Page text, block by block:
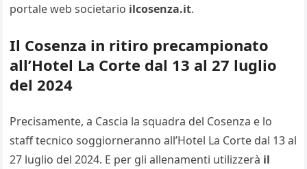
portale web societario ilcosenza.it.
Il Cosenza in ritiro precampionato
all’Hotel La Corte dal 13 al 27 luglio
del 2024
Precisamente, a Cascia la squadra del Cosenza e lo
staff tecnico soggiorneranno all’Hotel La Corte dal 13 al
27 luglio del 2024. E per gli allenamenti utilizzerà il